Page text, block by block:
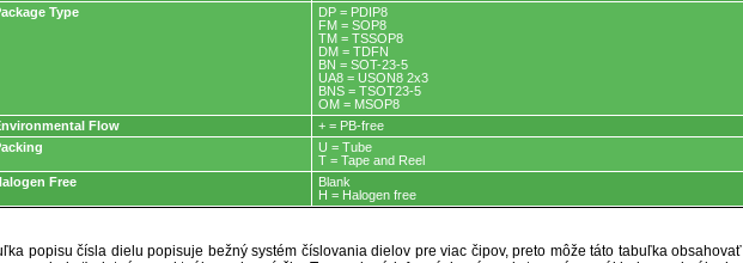
Type
DP = PDIP8
FM = SOP8
TM = TSSOP8
DM = TDFN
BN = SOT-23-5
UA8 = USON8 2x3
BNS = TSOT23-5
OM = MSOP8
Flow
+ = PB-free
U = Tube
T = Tape and Reel
Free
Blank
H = Halogen free
popisu čísla dielu popisuje bežný systém číslovania dielov pre viac čipov, preto môže táto tabuľka obsahovať